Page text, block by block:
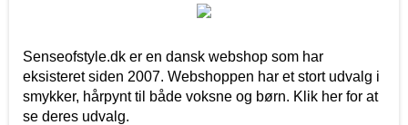
Senseofstyle.dk er en dansk webshop som har
eksisteret siden 2007. Webshoppen har et stort udvalg i
smykker, hårpynt til både voksne og børn. Klik her for at
se deres udvalg.